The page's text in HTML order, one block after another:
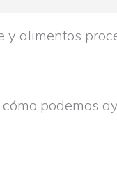
alimentos
podemos